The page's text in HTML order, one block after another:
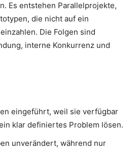
Es entstehen Parallelprojekte,
die nicht auf ein
Die Folgen sind
interne Konkurrenz und
eingeführt, weil sie verfügbar
klar definiertes Problem lösen.
unverändert, während nur